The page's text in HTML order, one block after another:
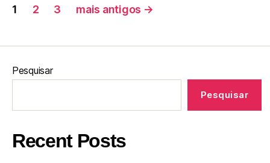
1 2 3 mais antigos →
Pesquisar
Pesquisar
Recent Posts